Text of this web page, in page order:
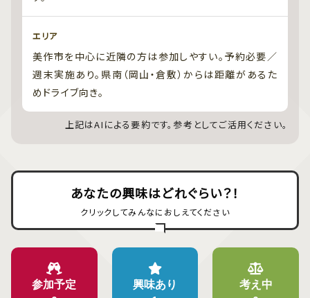
エリア
美作市を中心に近隣の方は参加しやすい。予約必要／
週末実施あり。県南（岡山・倉敷）からは距離があるた
めドライブ向き。
上記はAIによる要約です。参考としてご活用ください。
あなたの興味はどれぐらい？！
クリックしてみんなにおしえてください
参加予定
興味あり
考え中